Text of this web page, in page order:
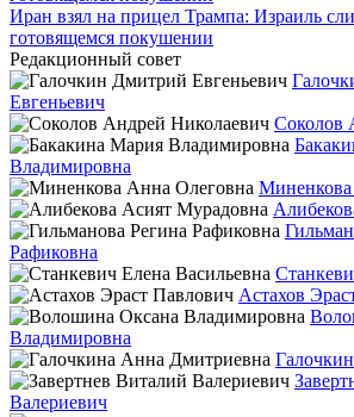
Иран взял на прицел Трампа: Израиль
готовящемся покушении
Редакционный совет
Евгеньевич
Соколов
Владимировна
Рафиковна
Астахов
Владимировна
Валериевич